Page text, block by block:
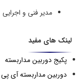
مدیر فنی و اجرایی
لینک های مفید
پکیج دوربین مداربسته
دوربین مداربسته آی پی